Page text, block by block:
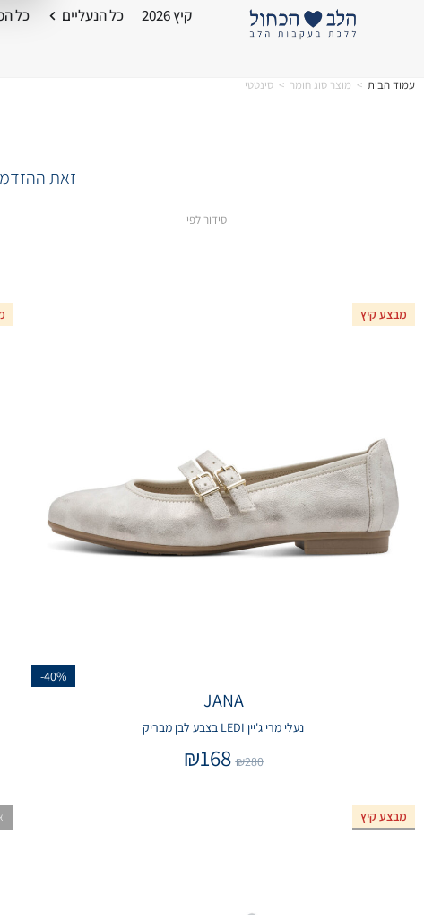
קיץ 2026 כל הנעליים כל
עמוד הבית > מוצר סוג חומר > סינטטי
זאת
סידור לפי
מבצע קיץ
-40%
JANA
נעלי מרי ג'יין LEDI בצבע לבן מבריק
₪280
₪168
מבצע קיץ
אזל המלאי